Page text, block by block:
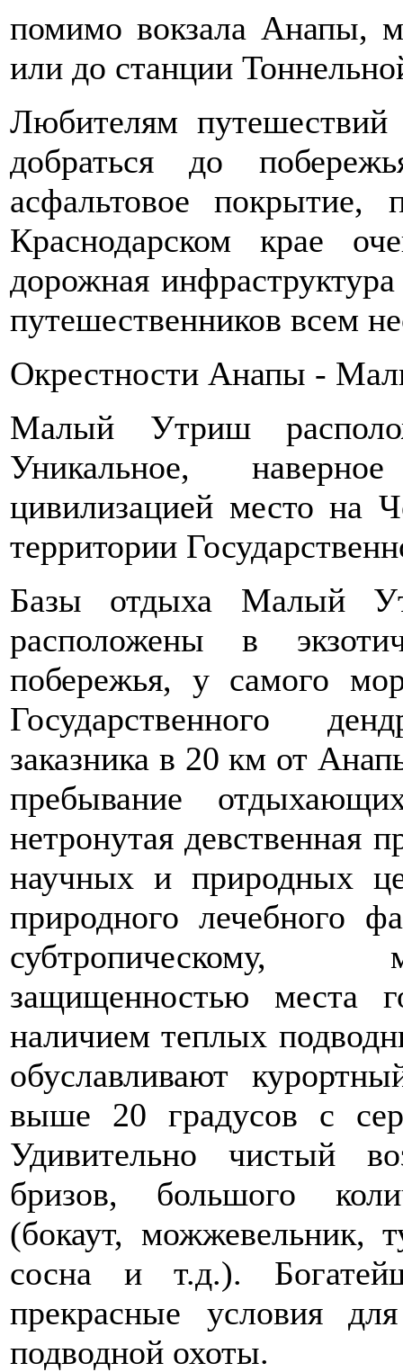
помимо вокзала Анапы,
или до станции
Любителям
добраться до
асфальтовое покрытие,
Краснодарском крае
дорожная
путешественников всем
Окрестности Анапы -
Малый Утриш
Уникальное,
цивилизацией место на
территории
Базы отдыха Малый
расположены в
побережья, у самого
Государственного
заказника в 20 км от
пребывание
нетронутая девственная
научных и природных
природного лечебного
субтропическому,
защищенностью места
наличием теплых
обуславливают
выше 20 градусов с
Удивительно чистый
бризов, большого
(бокаут, можжевельник,
сосна и т.д.).
прекрасные условия
подводной охоты.